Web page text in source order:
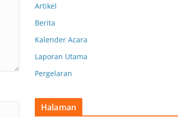
Artikel
Berita
Kalender Acara
Laporan Utama
Pergelaran
Halaman